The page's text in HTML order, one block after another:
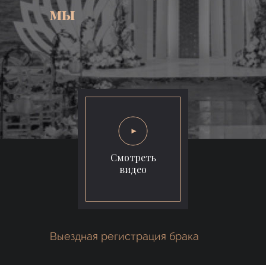
мы
Смотреть
видео
Выездная регистрация брака